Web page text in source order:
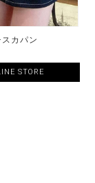
カパン
STORE